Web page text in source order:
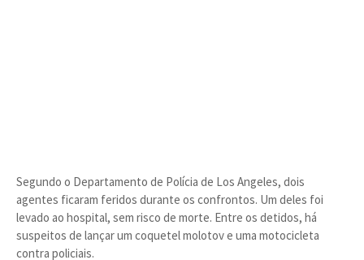
Segundo o Departamento de Polícia de Los Angeles, dois
agentes ficaram feridos durante os confrontos. Um deles foi
levado ao hospital, sem risco de morte. Entre os detidos, há
suspeitos de lançar um coquetel molotov e uma motocicleta
contra policiais.